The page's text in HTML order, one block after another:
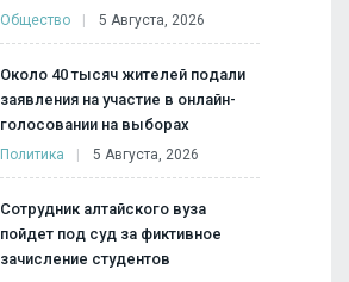
Общество 5 Августа, 2026
Около 40 тысяч жителей подали
заявления на участие в онлайн-
голосовании на выборах
Политика 5 Августа, 2026
Сотрудник алтайского вуза
пойдет под суд за фиктивное
зачисление студентов